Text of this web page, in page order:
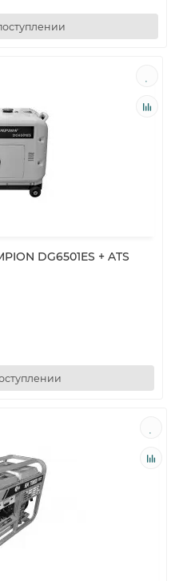
DG6501ES + ATS